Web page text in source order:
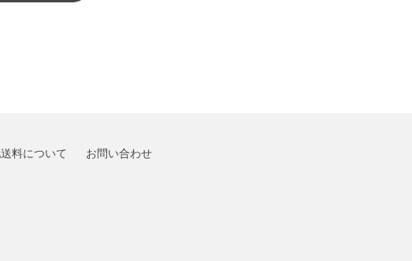
料について お問い合わせ